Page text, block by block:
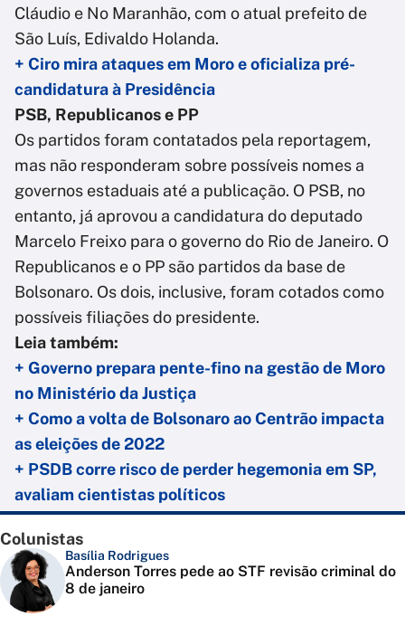
Cláudio e No Maranhão, com o atual prefeito de
São Luís, Edivaldo Holanda.
+ Ciro mira ataques em Moro e oficializa pré-
candidatura à Presidência
PSB, Republicanos e PP
Os partidos foram contatados pela reportagem,
mas não responderam sobre possíveis nomes a
governos estaduais até a publicação. O PSB, no
entanto, já aprovou a candidatura do deputado
Marcelo Freixo para o governo do Rio de Janeiro. O
Republicanos e o PP são partidos da base de
Bolsonaro. Os dois, inclusive, foram cotados como
possíveis filiações do presidente.
Leia também:
+ Governo prepara pente-fino na gestão de Moro
no Ministério da Justiça
+ Como a volta de Bolsonaro ao Centrão impacta
as eleições de 2022
+ PSDB corre risco de perder hegemonia em SP,
avaliam cientistas políticos
Colunistas
Basília Rodrigues
Anderson Torres pede ao STF revisão criminal do
8 de janeiro